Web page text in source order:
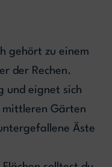
gehört zu einem
der Rechen.
und eignet sich
mittleren Gärten
Äste